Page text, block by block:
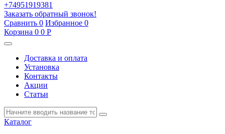
+74951919381
Заказать обратный звонок!
Сравнить 0 Избранное 0
Корзина 0 0 Р
Доставка и оплата
Установка
Контакты
Акции
Статьи
Каталог